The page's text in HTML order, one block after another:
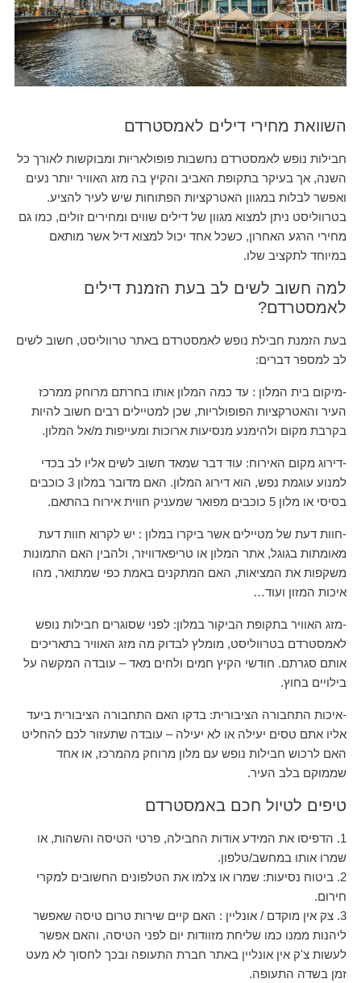
השוואת מחירי דילים לאמסטרדם
חבילות נופש לאמסטרדם נחשבות פופולאריות ומבוקשות לאורך כל
השנה, אך בעיקר בתקופת האביב והקיץ בה מזג האוויר יותר נעים
ואפשר לבלות במגוון האטרקציות הפתוחות שיש לעיר להציע.
בטרווליסט ניתן למצוא מגוון של דילים שווים ומחירים זולים, כמו גם
מחירי הרגע האחרון, כשכל אחד יכול למצוא דיל אשר מותאם
במיוחד לתקציב שלו.
למה חשוב לשים לב בעת הזמנת דילים
לאמסטרדם?
בעת הזמנת חבילת נופש לאמסטרדם באתר טרווליסט, חשוב לשים
לב למספר דברים:
-מיקום בית המלון : עד כמה המלון אותו בחרתם מרוחק ממרכז
העיר והאטרקציות הפופולריות, שכן למטיילים רבים חשוב להיות
בקרבת מקום ולהימנע מנסיעות ארוכות ומעייפות מ/אל המלון.
-דירוג מקום האירוח: עוד דבר שמאד חשוב לשים אליו לב בכדי
למנוע עוגמת נפש, הוא דירוג המלון. האם מדובר במלון 3 כוכבים
בסיסי או מלון 5 כוכבים מפואר שמעניק חווית אירוח בהתאם.
-חוות דעת של מטיילים אשר ביקרו במלון : יש לקרוא חוות דעת
מאומתות בגוגל, אתר המלון או טריפאדוויזר, ולהבין האם התמונות
משקפות את המציאות, האם המתקנים באמת כפי שמתואר, מהו
איכות המזון ועוד…
-מזג האוויר בתקופת הביקור במלון: לפני שסוגרים חבילות נופש
לאמסטרדם בטרווליסט, מומלץ לבדוק מה מזג האוויר בתאריכים
אותם סגרתם. חודשי הקיץ חמים ולחים מאד – עובדה המקשה על
בילויים בחוץ.
-איכות התחבורה הציבורית: בדקו האם התחבורה הציבורית ביעד
אליו אתם טסים יעילה או לא יעילה – עובדה שתעזור לכם להחליט
האם לרכוש חבילות נופש עם מלון מרוחק מהמרכז, או אחד
שממוקם בלב העיר.
טיפים לטיול חכם באמסטרדם
1. הדפיסו את המידע אודות החבילה, פרטי הטיסה והשהות, או
שמרו אותו במחשב/טלפון.
2. ביטוח נסיעות: שמרו או צלמו את הטלפונים החשובים למקרי
חירום.
3. צק אין מוקדם / אונליין : האם קיים שירות טרום טיסה שאפשר
ליהנות ממנו כמו שליחת מזוודות יום לפני הטיסה, והאם אפשר
לעשות צ'ק אין אונליין באתר חברת התעופה ובכך לחסוך לא מעט
זמן בשדה התעופה.